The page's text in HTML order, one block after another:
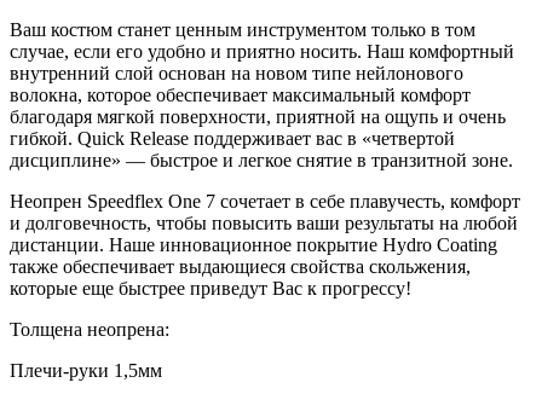
Ваш костюм станет ценным инструментом только в том
случае, если его удобно и приятно носить. Наш комфортный
внутренний слой основан на новом типе нейлонового
волокна, которое обеспечивает максимальный комфорт
благодаря мягкой поверхности, приятной на ощупь и очень
гибкой. Quick Release поддерживает вас в «четвертой
дисциплине» — быстрое и легкое снятие в транзитной зоне.
Неопрен Speedflex One 7 сочетает в себе плавучесть, комфорт
и долговечность, чтобы повысить ваши результаты на любой
дистанции. Наше инновационное покрытие Hydro Coating
также обеспечивает выдающиеся свойства скольжения,
которые еще быстрее приведут Вас к прогрессу!
Толщена неопрена:
Плечи-руки 1,5мм